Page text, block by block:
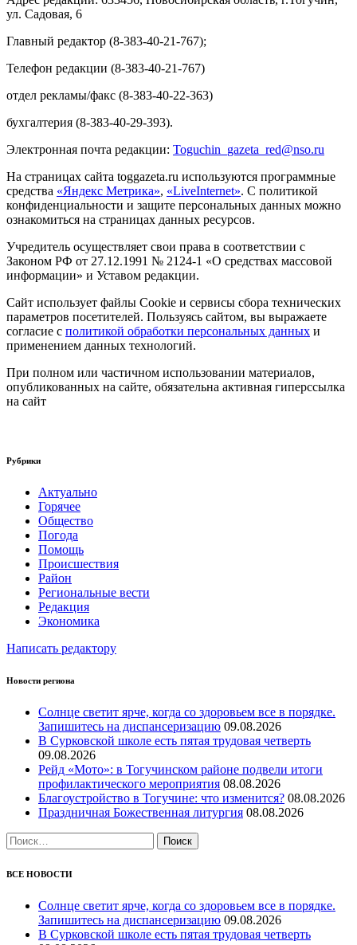
ул. Садовая, 6
Главный редактор (8-383-40-21-767);
Телефон редакции (8-383-40-21-767)
отдел рекламы/факс (8-383-40-22-363)
бухгалтерия (8-383-40-29-393).
Электронная почта редакции: Toguchin gazeta red@nso.ru
На страницах сайта toggazeta.ru используются программные
средства «Яндекс Метрика», «LiveInternet». С политикой
конфиденциальности и защите персональных данных можно
ознакомиться на страницах данных ресурсов.
Учредитель осуществляет свои права в соответствии с
Законом РФ от 27.12.1991 № 2124-1 «О средствах массовой
информации» и Уставом редакции.
Сайт использует файлы Cookie и сервисы сбора технических
параметров посетителей. Пользуясь сайтом, вы выражаете
согласие с политикой обработки персональных данных и
применением данных технологий.
При полном или частичном использовании материалов,
опубликованных на сайте, обязательна активная гиперссылка
на сайт
Рубрики
Актуально
Горячее
Общество
Погода
Помощь
Происшествия
Район
Региональные вести
Редакция
Экономика
Написать редактору
Новости региона
Солнце светит ярче, когда со здоровьем все в порядке.
Запишитесь на диспансеризацию 09.08.2026
В Сурковской школе есть пятая трудовая четверть
09.08.2026
Рейд «Мото»: в Тогучинском районе подвели итоги
профилактического мероприятия 08.08.2026
Благоустройство в Тогучине: что изменится? 08.08.2026
Праздничная Божественная литургия 08.08.2026
Найти:
ВСЕ НОВОСТИ
Солнце светит ярче, когда со здоровьем все в порядке.
Запишитесь на диспансеризацию 09.08.2026
В Сурковской школе есть пятая трудовая четверть